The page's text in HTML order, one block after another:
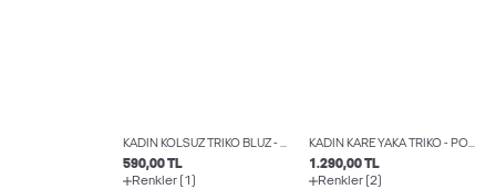
KADIN KOLSUZ TRIKO BLUZ - SOFIA
590,00 TL
Renkler (1)
KADIN KARE YAKA TRIKO - POSIE
1.290,00 TL
Renkler (2)